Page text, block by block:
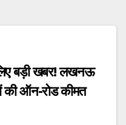
बड़ी खबर! लखनऊ
की ऑन-रोड कीमत